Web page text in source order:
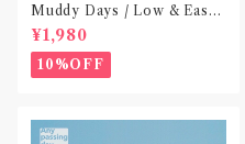
Muddy Days / Low & Easy
Life〝東京〟
¥1,980
10%OFF